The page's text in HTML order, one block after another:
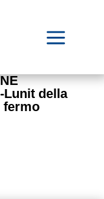
a
Lunit della
fermo